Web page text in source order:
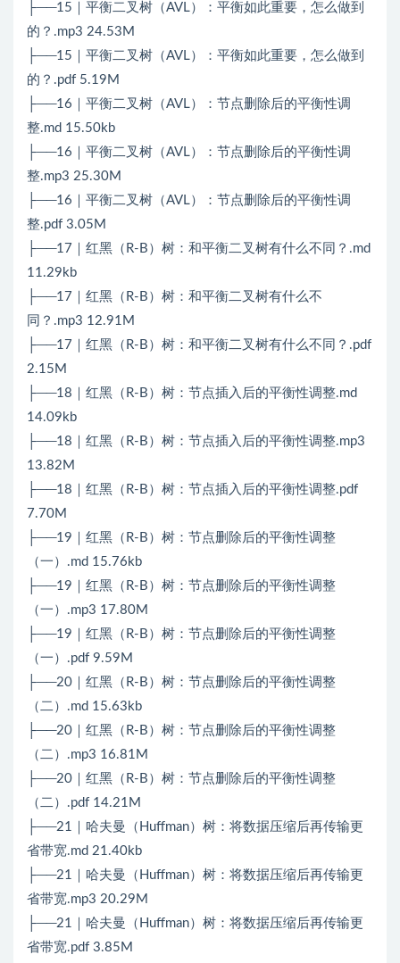
├──15｜平衡二叉树（AVL）：平衡如此重要，怎么做到
的？.mp3 24.53M
├──15｜平衡二叉树（AVL）：平衡如此重要，怎么做到
的？.pdf 5.19M
├──16｜平衡二叉树（AVL）：节点删除后的平衡性调
整.md 15.50kb
├──16｜平衡二叉树（AVL）：节点删除后的平衡性调
整.mp3 25.30M
├──16｜平衡二叉树（AVL）：节点删除后的平衡性调
整.pdf 3.05M
├──17｜红黑（R-B）树：和平衡二叉树有什么不同？.md
11.29kb
├──17｜红黑（R-B）树：和平衡二叉树有什么不
同？.mp3 12.91M
├──17｜红黑（R-B）树：和平衡二叉树有什么不同？.pdf
2.15M
├──18｜红黑（R-B）树：节点插入后的平衡性调整.md
14.09kb
├──18｜红黑（R-B）树：节点插入后的平衡性调整.mp3
13.82M
├──18｜红黑（R-B）树：节点插入后的平衡性调整.pdf
7.70M
├──19｜红黑（R-B）树：节点删除后的平衡性调整
（一）.md 15.76kb
├──19｜红黑（R-B）树：节点删除后的平衡性调整
（一）.mp3 17.80M
├──19｜红黑（R-B）树：节点删除后的平衡性调整
（一）.pdf 9.59M
├──20｜红黑（R-B）树：节点删除后的平衡性调整
（二）.md 15.63kb
├──20｜红黑（R-B）树：节点删除后的平衡性调整
（二）.mp3 16.81M
├──20｜红黑（R-B）树：节点删除后的平衡性调整
（二）.pdf 14.21M
├──21｜哈夫曼（Huffman）树：将数据压缩后再传输更
省带宽.md 21.40kb
├──21｜哈夫曼（Huffman）树：将数据压缩后再传输更
省带宽.mp3 20.29M
├──21｜哈夫曼（Huffman）树：将数据压缩后再传输更
省带宽.pdf 3.85M